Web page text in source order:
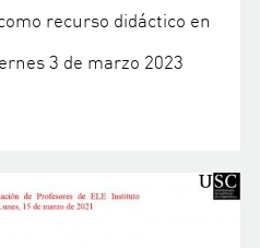
recurso didáctico en
3 de marzo 2023